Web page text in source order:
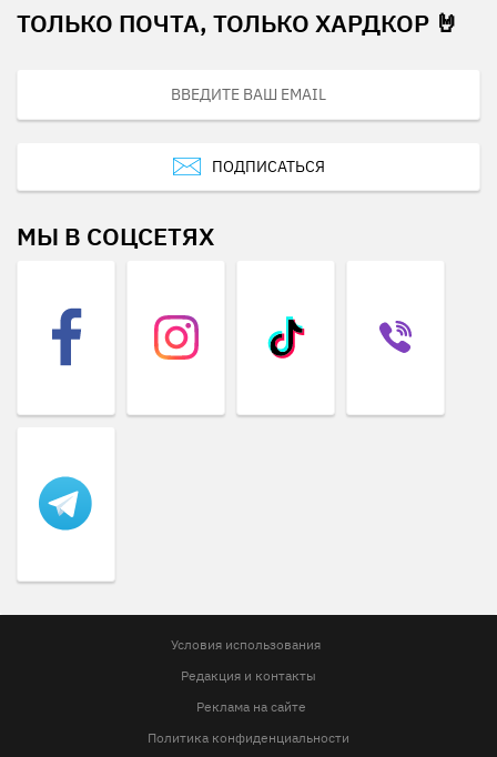
ТОЛЬКО ПОЧТА, ТОЛЬКО ХАРДКОР 🤘
ПОДПИСАТЬСЯ
МЫ В СОЦСЕТЯХ
Условия использования
Редакция и контакты
Реклама на сайте
Политика конфиденциальности